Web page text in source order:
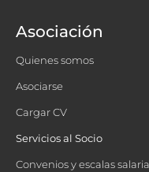
Asociación
Quienes somos
Asociarse
Cargar CV
Servicios al Socio
Convenios y escalas